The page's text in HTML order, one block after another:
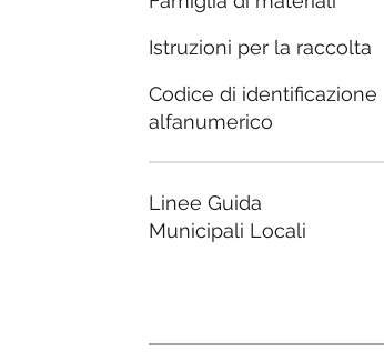
Istruzioni per la raccolta
Codice di identificazione
alfanumerico
Linee Guida
Municipali Locali